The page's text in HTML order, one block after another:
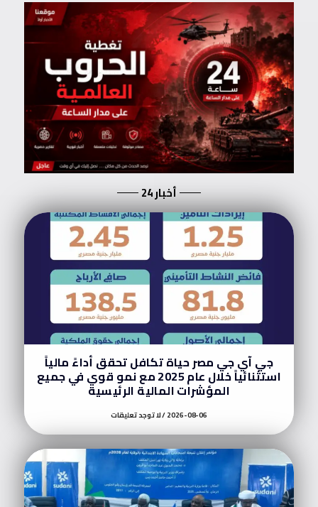
أخبار 24
جي آي جي مصر حياة تكافل تحقق أداءً مالياً
استثنائياً خلال عام 2025 مع نمو قوي في جميع
المؤشرات المالية الرئيسية
2026-08-06 لا توجد تعليقات